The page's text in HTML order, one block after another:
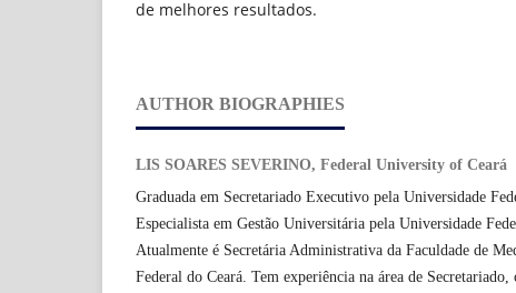
de melhores resultados.
AUTHOR BIOGRAPHIES
LIS SOARES SEVERINO, Federal University of Ceará
Graduada em Secretariado Executivo pela Universidade
Especialista em Gestão Universitária pela Universidade
Atualmente é Secretária Administrativa da Faculdade de
Federal do Ceará. Tem experiência na área de Secretariado,